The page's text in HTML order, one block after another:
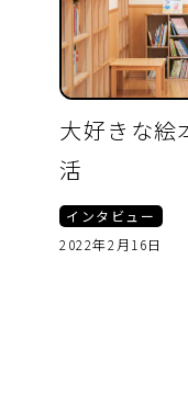
大好きな絵
活
インタビュー
2022年2月16日